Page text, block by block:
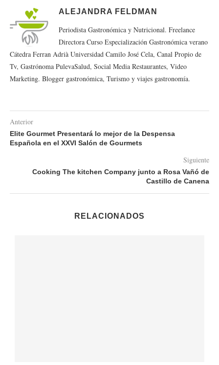
ALEJANDRA FELDMAN
Periodista Gastronómica y Nutricional. Freelance
Directora Curso Especialización Gastronómica verano
Cátedra Ferran Adrià Universidad Camilo José Cela, Canal Propio de
Tv, Gastrónoma PulevaSalud, Social Media Restaurantes, Video
Marketing. Blogger gastronómica, Turismo y viajes gastronomía.
Anterior
Elite Gourmet Presentará lo mejor de la Despensa
Española en el XXVI Salón de Gourmets
Siguiente
Cooking The kitchen Company junto a Rosa Vañó de
Castillo de Canena
RELACIONADOS